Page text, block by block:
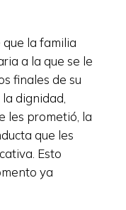
que la familia
a la que se le
finales de su
dignidad,
les prometió, la
que les
Esto
ya